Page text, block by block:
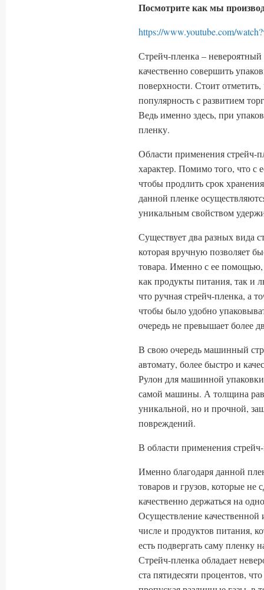
Посмотрите как мы
https://www.youtube.com/
Стрейч-пленка –
качественно совершить
поверхности. Стоит
популярность с развитием
Ведь именно здесь, при
пленку.
Области применения
характер. Помимо того, что
чтобы продлить срок
данной пленке
уникальным свойством
Существует два разных вида
которая вручную позволяет
товара. Именно с ее
как продукты питания, так и
что ручная стрейч-пленка, а
чтобы было удобно
очередь не превышает более
В свою очередь машинный
автомату, более быстро и
Рулон для машинной
самой машины. А толщина
уникальной, но и прочной,
повреждений.
В области применения
Именно благодаря данной
товаров и грузов, которые не
качественно держаться на
Осуществление
числе и продуктов питания,
есть подвергать саму пленку
Стрейч-пленка обладает
ста пятидесяти процентов,